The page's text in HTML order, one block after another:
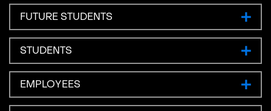
FUTURE STUDENTS
STUDENTS
EMPLOYEES